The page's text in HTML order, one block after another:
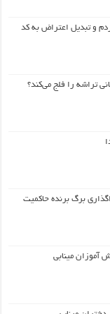
و تبدیل اعتراض به کد
تراشه را فلج می‌کند؟
برگ برنده حاکمیت
آموزان مینابی